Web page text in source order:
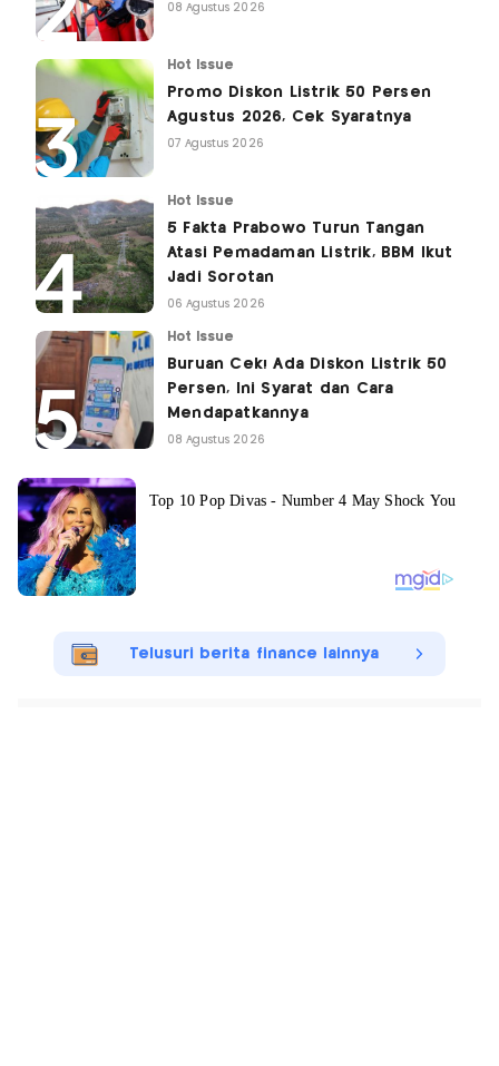
08 Agustus 2026
Hot Issue
Promo Diskon Listrik 50 Persen
Agustus 2026, Cek Syaratnya
07 Agustus 2026
Hot Issue
5 Fakta Prabowo Turun Tangan
Atasi Pemadaman Listrik, BBM Ikut
Jadi Sorotan
06 Agustus 2026
Hot Issue
Buruan Cek! Ada Diskon Listrik 50
Persen, Ini Syarat dan Cara
Mendapatkannya
08 Agustus 2026
Telusuri berita finance lainnya